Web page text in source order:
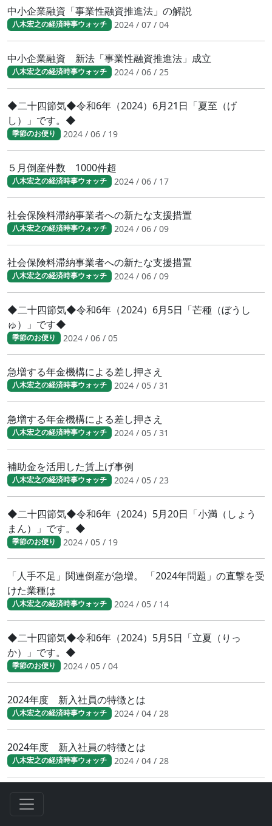
中小企業融資「事業性融資推進法」の解説
八木宏之の経済時事ウォッチ 2024 / 07 / 04
中小企業融資 新法「事業性融資推進法」成立
八木宏之の経済時事ウォッチ 2024 / 06 / 25
◆二十四節気◆令和6年（2024）6月21日「夏至（げ
し）」です。◆
季節のお便り 2024 / 06 / 19
５月倒産件数 1000件超
八木宏之の経済時事ウォッチ 2024 / 06 / 17
社会保険料滞納事業者への新たな支援措置
八木宏之の経済時事ウォッチ 2024 / 06 / 09
社会保険料滞納事業者への新たな支援措置
八木宏之の経済時事ウォッチ 2024 / 06 / 09
◆二十四節気◆令和6年（2024）6月5日「芒種（ぼうし
ゅ）」です◆
季節のお便り 2024 / 06 / 05
急増する年金機構による差し押さえ
八木宏之の経済時事ウォッチ 2024 / 05 / 31
急増する年金機構による差し押さえ
八木宏之の経済時事ウォッチ 2024 / 05 / 31
補助金を活用した賃上げ事例
八木宏之の経済時事ウォッチ 2024 / 05 / 23
◆二十四節気◆令和6年（2024）5月20日「小満（しょう
まん）」です。◆
季節のお便り 2024 / 05 / 19
「人手不足」関連倒産が急増。 「2024年問題」の直撃を受
けた業種は
八木宏之の経済時事ウォッチ 2024 / 05 / 14
◆二十四節気◆令和6年（2024）5月5日「立夏（りっ
か）」です。◆
季節のお便り 2024 / 05 / 04
2024年度 新入社員の特徴とは
八木宏之の経済時事ウォッチ 2024 / 04 / 28
2024年度 新入社員の特徴とは
八木宏之の経済時事ウォッチ 2024 / 04 / 28
八木宏之の経済時事ウォッチ